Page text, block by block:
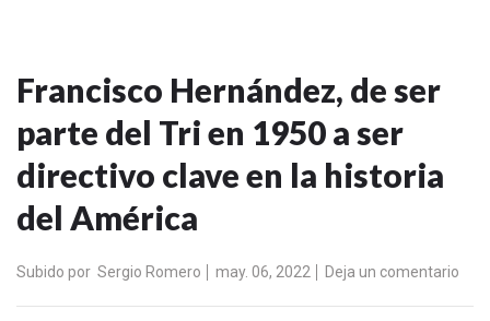
Francisco Hernández, de ser
parte del Tri en 1950 a ser
directivo clave en la historia
del América
Subido por Sergio Romero may. 06, 2022 Deja un comentario